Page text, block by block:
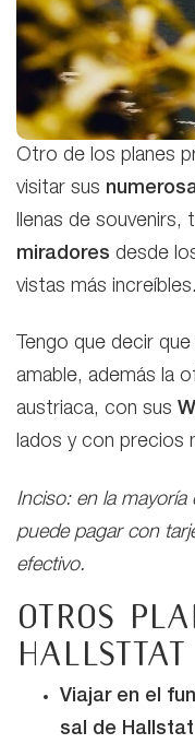
Otro de los planes
visitar sus
llenas de
miradores desde
vistas más increíbles.
Tengo que decir
amable, además la
austriaca, con sus
lados y con precios
Inciso: en la
puede pagar con
efectivo.
Otros
Hallsttat
Viajar en el
sal de